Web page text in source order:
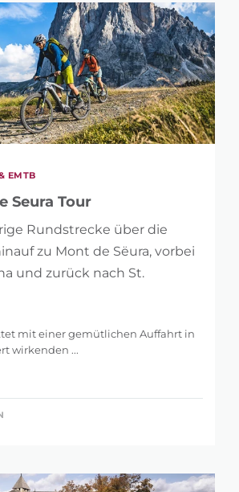
EMTB
Seura Tour
Rundstrecke über die
zu Mont de Sëura, vorbei
und zurück nach St.
mit einer gemütlichen Auffahrt in
wirkenden ...